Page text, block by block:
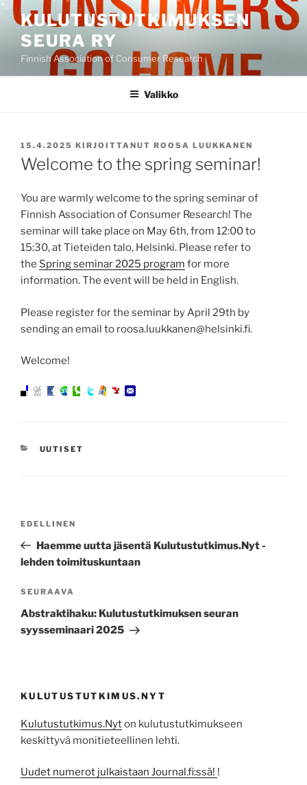
Siirry
sisältöönKULUTUSTUTKIMUKSEN
SEURA RY
Finnish Association of Consumer Research
Valikko
JULKAISTU
15.4.2025 KIRJOITTANUT ROOSA LUUKKANEN
Welcome to the spring seminar!
You are warmly welcome to the spring seminar of
Finnish Association of Consumer Research! The
seminar will take place on May 6th, from 12:00 to
15:30, at Tieteiden talo, Helsinki. Please refer to
the Spring seminar 2025 program for more
information. The event will be held in English.
Please register for the seminar by April 29th by
sending an email to roosa.luukkanen@helsinki.fi.
Welcome!
KATEGORIAT
UUTISET
Edellinen
artikkeli
EDELLINEN
Haemme uutta jäsentä Kulutustutkimus.Nyt -
lehden toimituskuntaan
Seuraava
artikkeli
SEURAAVA
Abstraktihaku: Kulutustutkimuksen seuran
syysseminaari 2025
KULUTUSTUTKIMUS.NYT
Kulutustutkimus.Nyton kulutustutkimukseen
keskittyvä monitieteellinen lehti.
Uudet numerot julkaistaan Journal.fi:ssä! !